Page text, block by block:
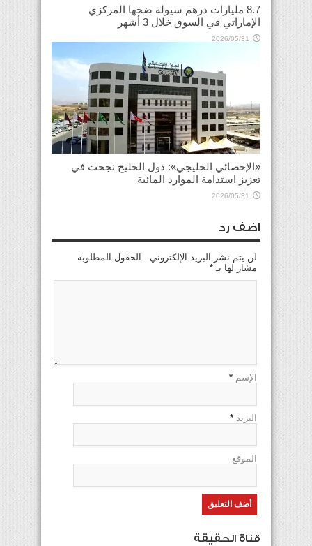
8.7 مليارات درهم سيولة ضخها المركزي
الإماراتي في السوق خلال 3 أشهر
2026/05/31
«الإحصائي الخليجي»: دول الخليج نجحت في
تعزيز استدامة الموارد المائية
2026/05/31
اضف رد
لن يتم نشر البريد الإلكتروني . الحقول المطلوبة
مشار لها بـ *
الإسم *
البريد *
الموقع
قناة الحقيقة